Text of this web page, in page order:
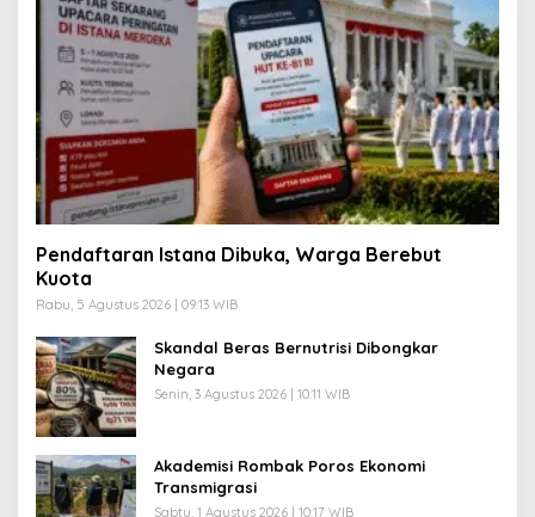
Pendaftaran Istana Dibuka, Warga Berebut
Kuota
Rabu, 5 Agustus 2026 | 09:13 WIB
Skandal Beras Bernutrisi Dibongkar
Negara
Senin, 3 Agustus 2026 | 10:11 WIB
Akademisi Rombak Poros Ekonomi
Transmigrasi
Sabtu, 1 Agustus 2026 | 10:17 WIB